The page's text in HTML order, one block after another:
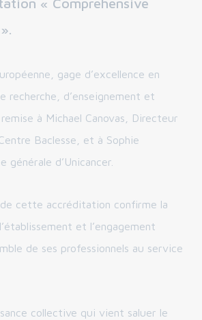
« Comprehensive
gage d’excellence en
recherche, d’enseignement et
à Michael Canovas, Directeur
Baclesse, et à Sophie
générale d’Unicancer.
cette accréditation confirme la
et l’engagement
de ses professionnels au service
collective qui vient saluer le